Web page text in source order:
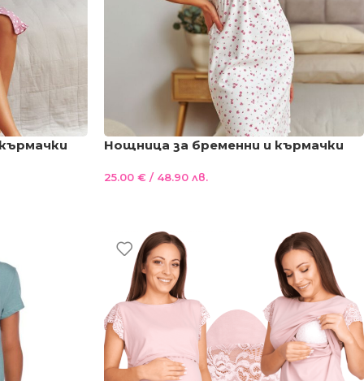
Нощница за бременни и кърмачки
25.00 €/ 48.90 лв.